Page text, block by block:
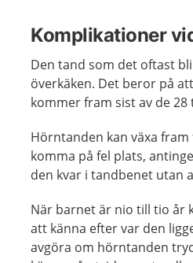
Komplikationer
Den tand som det oftast
överkäken. Det beror på
kommer fram sist av de 28
Hörntanden kan växa
komma på fel plats,
den kvar i tandbenet utan
När barnet är nio till tio år
att känna efter var den
avgöra om hörntanden